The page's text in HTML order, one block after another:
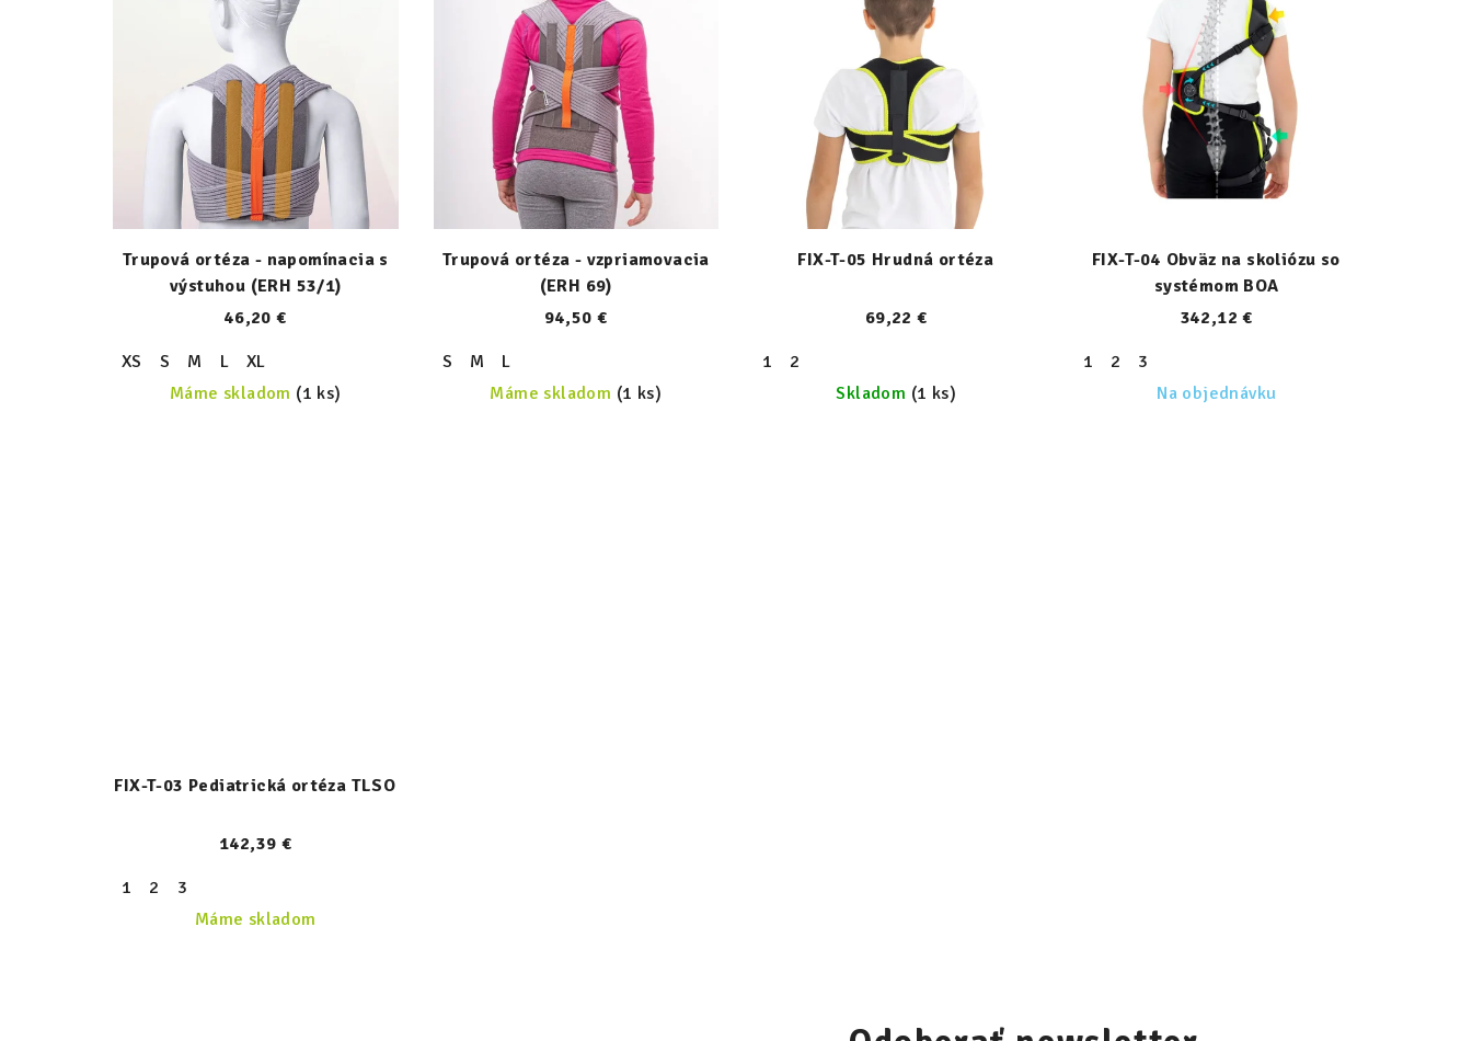
Trupová ortéza - napomínacia s
výstuhou (ERH 53/1)
46,20 €
XS
S M L
XL
Máme skladom (1 ks)
Trupová ortéza - vzpriamovacia
(ERH 69)
94,50 €
S
M
L
Máme skladom (1 ks)
FIX-T-05 Hrudná ortéza
69,22 €
1
2
Skladom (1 ks)
FIX-T-04 Obväz na skoliózu so
systémom BOA
342,12 €
1
2
3
Na objednávku
FIX-T-03 Pediatrická ortéza TLSO
142,39 €
1
2
3
Máme skladom